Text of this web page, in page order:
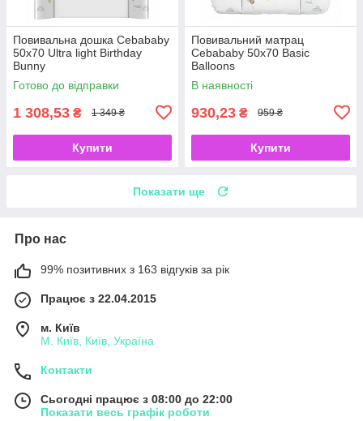
Повивальна дошка Cebababy
50x70 Ultra light Birthday
Bunny
Готово до відправки
1 308,53 ₴ 1 349 ₴
Купити
Повивальний матрац
Cebababy 50x70 Basic
Balloons
В наявності
930,23 ₴ 959 ₴
Купити
Показати ще
Про нас
99% позитивних з 163 відгуків за рік
Працює з 22.04.2015
м. Київ
М. Київ, Київ, Україна
Контакти
Сьогодні працює з 08:00 до 22:00
Показати весь графік роботи